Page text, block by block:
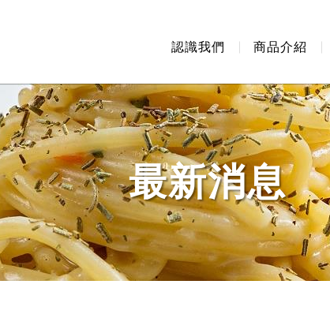
認識我們 商品介紹
最新消息